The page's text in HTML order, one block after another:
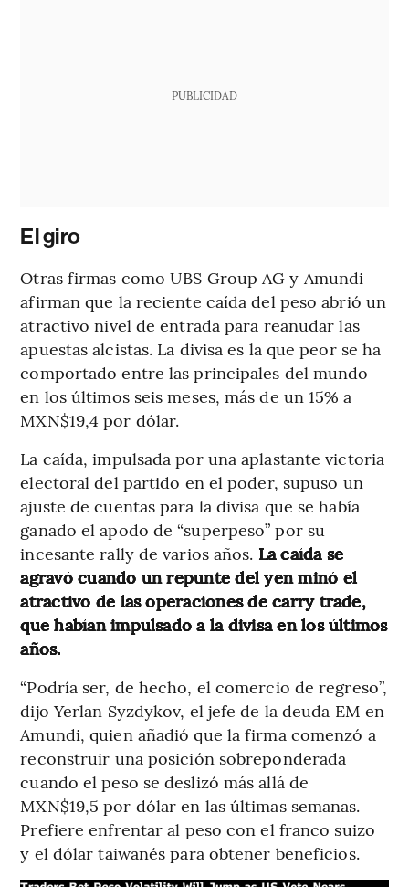
PUBLICIDAD
El giro
Otras firmas como UBS Group AG y Amundi
afirman que la reciente caída del peso abrió un
atractivo nivel de entrada para reanudar las
apuestas alcistas. La divisa es la que peor se ha
comportado entre las principales del mundo
en los últimos seis meses, más de un 15% a
MXN$19,4 por dólar.
La caída, impulsada por una aplastante victoria
electoral del partido en el poder, supuso un
ajuste de cuentas para la divisa que se había
ganado el apodo de “superpeso” por su
incesante rally de varios años. La caída se
agravó cuando un repunte del yen minó el
atractivo de las operaciones de carry trade,
que habían impulsado a la divisa en los últimos
años.
“Podría ser, de hecho, el comercio de regreso”,
dijo Yerlan Syzdykov, el jefe de la deuda EM en
Amundi, quien añadió que la firma comenzó a
reconstruir una posición sobreponderada
cuando el peso se deslizó más allá de
MXN$19,5 por dólar en las últimas semanas.
Prefiere enfrentar al peso con el franco suizo
y el dólar taiwanés para obtener beneficios.